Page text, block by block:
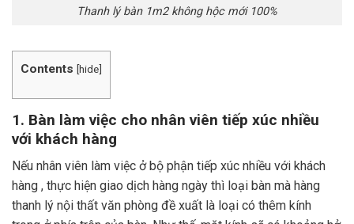
Thanh lý bàn 1m2 không hộc mới 100%
Contents [hide]
1. Bàn làm việc cho nhân viên tiếp xúc nhiều
với khách hàng
Nếu nhân viên làm việc ở bộ phận tiếp xúc nhiều với khách
hàng , thực hiện giao dịch hàng ngày thì loại bàn mà hàng
thanh lý nội thất văn phòng đề xuất là loại có thêm kính